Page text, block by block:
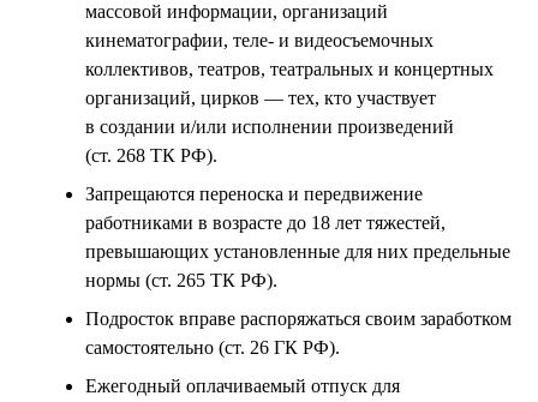
массовой информации, организаций
кинематографии, теле- и видеосъемочных
коллективов, театров, театральных и концертных
организаций, цирков — тех, кто участвует
в создании и/или исполнении произведений
(ст. 268 ТК РФ).
Запрещаются переноска и передвижение
работниками в возрасте до 18 лет тяжестей,
превышающих установленные для них предельные
нормы (ст. 265 ТК РФ).
Подросток вправе распоряжаться своим заработком
самостоятельно (ст. 26 ГК РФ).
Ежегодный оплачиваемый отпуск для